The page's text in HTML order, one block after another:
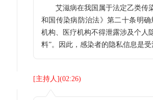
艾滋病在我国属于法定乙类传
和国传染病防治法》第二十条明确
机构、医疗机构不得泄露涉及个人
料”。因此，感染者的隐私信息是受
[主持人](02:26)